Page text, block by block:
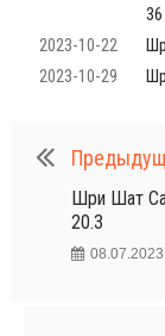
36
2023-10-22
2023-10-29
Шри Шат
20.3
08.07.2023